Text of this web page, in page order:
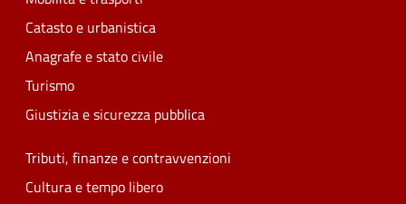
Catasto e urbanistica
Anagrafe e stato civile
Turismo
Giustizia e sicurezza pubblica
Tributi, finanze e contravvenzioni
Cultura e tempo libero